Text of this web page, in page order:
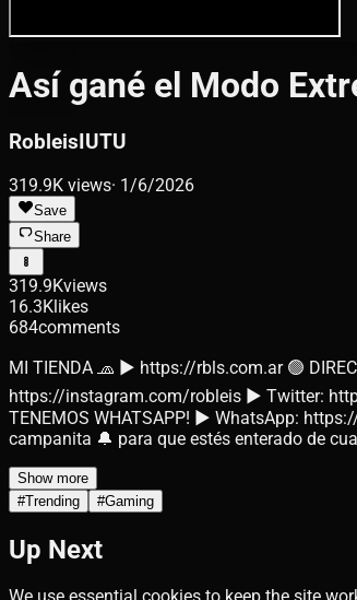
Así gané el Modo
RobleisIUTU
319.9K views· 1/6/2026
Save
Share
319.9Kviews
16.3Klikes
684comments
MI TIENDA 🧢 ► https://rbls.com.ar 🟢
https://instagram.com/robleis ► Twitter:
TENEMOS WHATSAPP! ► WhatsApp:
campanita 🔔 para que estés enterado de
Show more
#Trending #Gaming
Up Next